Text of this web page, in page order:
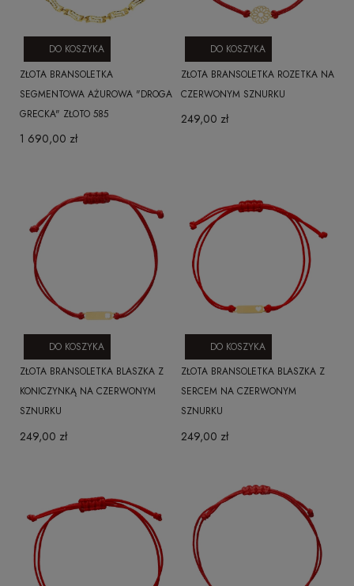
ZŁOTA BRANSOLETKA
SEGMENTOWA AŻUROWA "DROGA
GRECKA" ZŁOTO 585
1 690,00 zł
DO KOSZYKA
ZŁOTA BRANSOLETKA ROZETKA NA
CZERWONYM SZNURKU
249,00 zł
DO KOSZYKA
ZŁOTA BRANSOLETKA BLASZKA Z
KONICZYNKĄ NA CZERWONYM
SZNURKU
249,00 zł
DO KOSZYKA
ZŁOTA BRANSOLETKA BLASZKA Z
SERCEM NA CZERWONYM
SZNURKU
249,00 zł
DO KOSZYKA